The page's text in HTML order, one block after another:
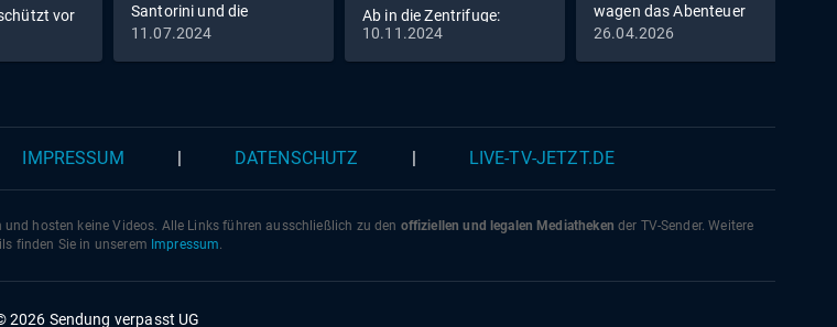
vor
der US-
Santorini und die
überteuerten Preise
11.07.2024
Ab in die Zentrifuge:
Michael bereitet sich auf
seinen Eurofighter-Flug
10.11.2024
wagen das Abenteuer
kinderloser Urlaub
26.04.2026
IMPRESSUM DATENSCHUTZ LIVE-TV-JETZT.DE
und hosten keine Videos. Alle Links führen ausschließlich zu den offiziellen und legalen Mediatheken der TV-Sender. Weitere
finden Sie in unserem Impressum.
2026 Sendung verpasst UG